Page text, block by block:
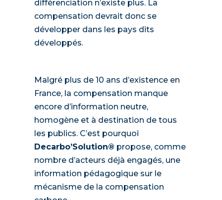
différenciation n’existe plus. La
compensation devrait donc se
développer dans les pays dits
développés.
Malgré plus de 10 ans d’existence en
France, la compensation manque
encore d’information neutre,
homogène et à destination de tous
les publics. C’est pourquoi
Decarbo’Solution® propose, comme
nombre d’acteurs déjà engagés, une
information pédagogique sur le
mécanisme de la compensation